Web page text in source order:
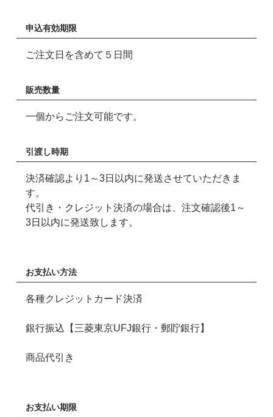
申込有効期限
ご注文日を含めて５日間
販売数量
一個からご注文可能です。
引渡し時期
決済確認より1～3日以内に発送させていただきま
す。
代引き・クレジット決済の場合は、注文確認後1～
3日以内に発送致します。
お支払い方法
各種クレジットカード決済
銀行振込【三菱東京UFJ銀行・郵貯銀行】
商品代引き
お支払い期限